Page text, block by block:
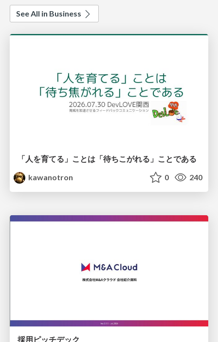
See All in Business
「人を育てる」ことは「待ちこがれる」ことである
kawanotron
0 240
採用ピッチデック